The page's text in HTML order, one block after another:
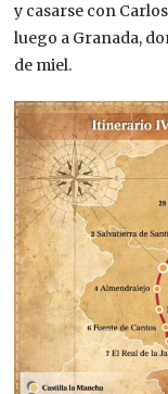
y casarse con
luego a Granada,
de miel.